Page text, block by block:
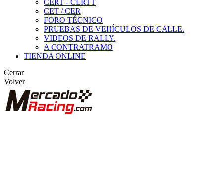
CERT - CERTT
CET / CER
FORO TÉCNICO
PRUEBAS DE VEHÍCULOS DE CALLE.
VIDEOS DE RALLY.
A CONTRATRAMO
TIENDA ONLINE
Cerrar
Volver